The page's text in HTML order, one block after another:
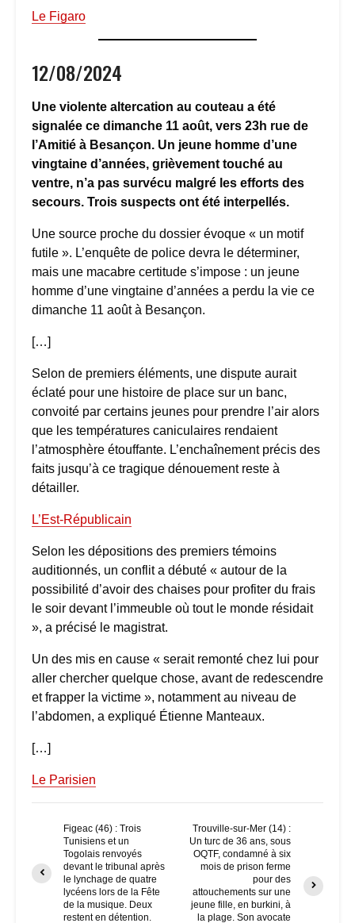
Le Figaro
12/08/2024
Une violente altercation au couteau a été
signalée ce dimanche 11 août, vers 23h rue de
l’Amitié à Besançon. Un jeune homme d’une
vingtaine d’années, grièvement touché au
ventre, n’a pas survécu malgré les efforts des
secours. Trois suspects ont été interpellés.
Une source proche du dossier évoque « un motif
futile ». L’enquête de police devra le déterminer,
mais une macabre certitude s’impose : un jeune
homme d’une vingtaine d’années a perdu la vie ce
dimanche 11 août à Besançon.
[…]
Selon de premiers éléments, une dispute aurait
éclaté pour une histoire de place sur un banc,
convoité par certains jeunes pour prendre l’air alors
que les températures caniculaires rendaient
l’atmosphère étouffante. L’enchaînement précis des
faits jusqu’à ce tragique dénouement reste à
détailler.
L’Est-Républicain
Selon les dépositions des premiers témoins
auditionnés, un conflit a débuté « autour de la
possibilité d’avoir des chaises pour profiter du frais
le soir devant l’immeuble où tout le monde résidait
», a précisé le magistrat.
Un des mis en cause « serait remonté chez lui pour
aller chercher quelque chose, avant de redescendre
et frapper la victime », notamment au niveau de
l’abdomen, a expliqué Étienne Manteaux.
[…]
Le Parisien
Figeac (46) : Trois
Tunisiens et un
Togolais renvoyés
devant le tribunal après
le lynchage de quatre
lycéens lors de la Fête
de la musique. Deux
restent en détention.
Trouville-sur-Mer (14) :
Un turc de 36 ans, sous
OQTF, condamné à six
mois de prison ferme
pour des
attouchements sur une
jeune fille, en burkini, à
la plage. Son avocate